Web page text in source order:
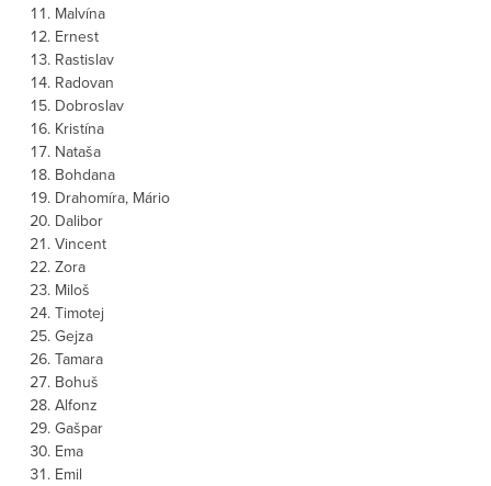
Malvína
Ernest
Rastislav
Radovan
Dobroslav
Kristína
Nataša
Bohdana
Drahomíra, Mário
Dalibor
Vincent
Zora
Miloš
Timotej
Gejza
Tamara
Bohuš
Alfonz
Gašpar
Ema
Emil